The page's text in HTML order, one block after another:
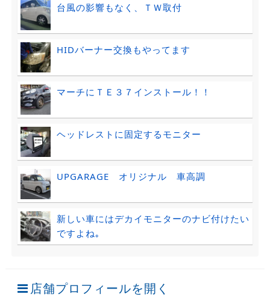
台風の影響もなく、ＴＷ取付
HIDバーナー交換もやってます
マーチにＴＥ３７インストール！！
ヘッドレストに固定するモニター
UPGARAGE オリジナル 車高調
新しい車にはデカイモニターのナビ付けたい
ですよね｡
店舗プロフィールを開く